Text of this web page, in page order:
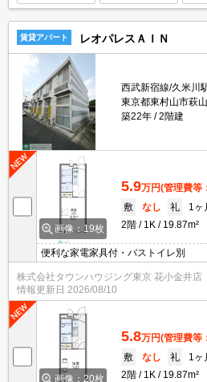
賃貸アパート レオパレスＡＩＮ
西武新宿線/久米川
東京都東村山市萩
築22年
2階建
画像：19枚
5.9万円(管理費等
敷
なし 礼
1ヶ
2階
1K 19.87m²
便利な家電家具付・バストイレ別
株式会社タウンハウジング東京 花小金井店
情報更新日 2026/08/10
画像：20枚
5.8万円(管理費等
敷
なし 礼
1ヶ
2階
1K 19.87m²